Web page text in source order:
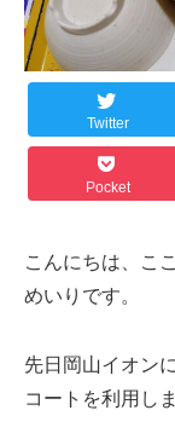
Twitter
Pocket
こんにちは、こ
めいりです。
先日岡山イオン
コートを利用し